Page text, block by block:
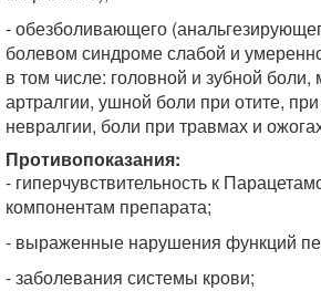
- обезболивающего
болевом синдроме слабой и
в том числе: головной и зубной боли,
артралгии, ушной боли при отите,
невралгии, боли при травмах и
Противопоказания:
- гиперчувствительность к
компонентам препарата;
- выраженные нарушения функций
- заболевания системы крови;